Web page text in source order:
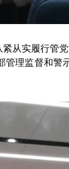
实履行管
理监督和